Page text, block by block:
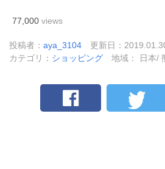
77,000 views
投稿者： aya_3104
更新日：
カテゴリ： ショッピング 地域： 日本/